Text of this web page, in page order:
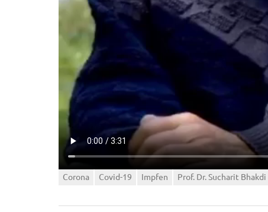
Corona Covid-19 Impfen Prof. Dr. Sucharit Bhakdi